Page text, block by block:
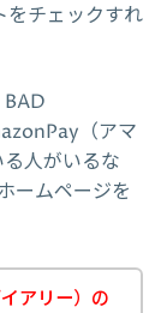
をチェックすれ
BAD
（アマ
人がいるな
ームページを
アリー）の